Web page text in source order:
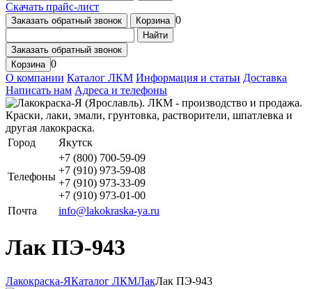
Скачать прайс-лист
Заказать обратный звонок Корзина 0
Найти
Заказать обратный звонок
Корзина 0
О компании Каталог ЛКМ Информация и статьи Доставка
Написать нам Адреса и телефоны
Город Якутск
Телефоны
+7 (800) 700-59-09
+7 (910) 973-59-08
+7 (910) 973-33-09
+7 (910) 973-01-00
Почта
info@lakokraska-ya.ru
Лак ПЭ-943
Лакокраска-ЯКаталог ЛКМЛакЛак ПЭ-943